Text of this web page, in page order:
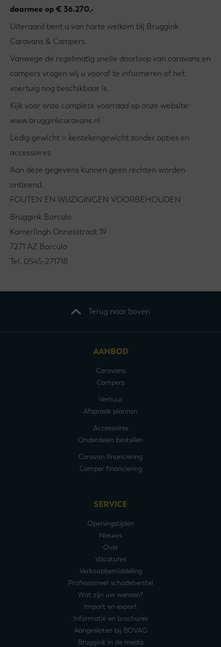
daarmee op € 36.270,-
Uiteraard bent u van harte welkom bij Bruggink
Caravans & Campers.
Vanwege de regelmatig snelle doorloop van caravans en
campers vragen wij u vooraf te informeren of het
voertuig nog beschikbaar is.
Kijk voor onze complete voorraad op onze website:
www.brugginkcaravans.nl
Ledig gewicht = kentekengewicht zonder opties en
accessoires
Aan deze gegevens kunnen geen rechten worden
ontleend.
FOUTEN EN WIJZIGINGEN VOORBEHOUDEN
Bruggink Borculo
Kamerlingh Onnesstraat 19
7271 AZ Borculo
Tel. 0545-271718
Terug naar boven
AANBOD
Caravans
Campers
Verhuur
Afspraak plannen
Accessoires
Onderdelen bestellen
Caravan financiering
Camper financiering
SERVICE
Openingstijden
Nieuws
Over
Vacatures
Verkoopbemiddeling
Professioneel schadeherstel
Wat zijn uw wensen?
Import en export
Informatie en brochures
Aangesloten bij BOVAG
Bruggink in de media